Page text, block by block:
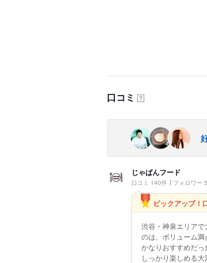
口コミ ？
じゃぱんフード
口コミ 140件 フォロワー
ピックアップ！
渋谷・神泉エリア
のは、ボリューム
かなりおすすめだ
しっかり楽しめる大